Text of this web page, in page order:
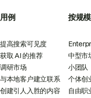
用例
提高搜索可见度
获取 AI 的推荐
调研市场
与本地客户建立联系
创建引人入胜的内容
按规模
中型市
小团队
个体创
自由职